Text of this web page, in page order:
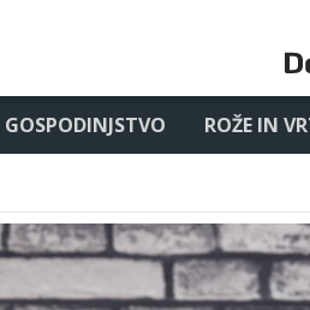
GOSPODINJSTVO ROŽE IN